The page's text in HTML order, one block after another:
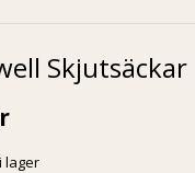
Skjutsäckar
lager